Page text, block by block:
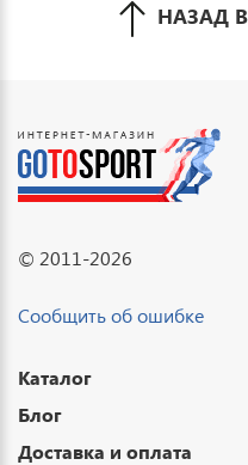
НАЗАД
© 2011-2026
Сообщить об ошибке
Каталог
Блог
Доставка и оплата